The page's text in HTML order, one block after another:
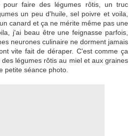
pour faire des légumes rôtis, un truc
un peu d'huile, sel poivre et voila,
canard et ça ne mérite même pas une
j'ai beau être une feignasse parfois,
neurones culinaire ne dorment jamais
vite fait de déraper. C'est comme ça
légumes rôtis au miel et aux graines
petite séance photo.